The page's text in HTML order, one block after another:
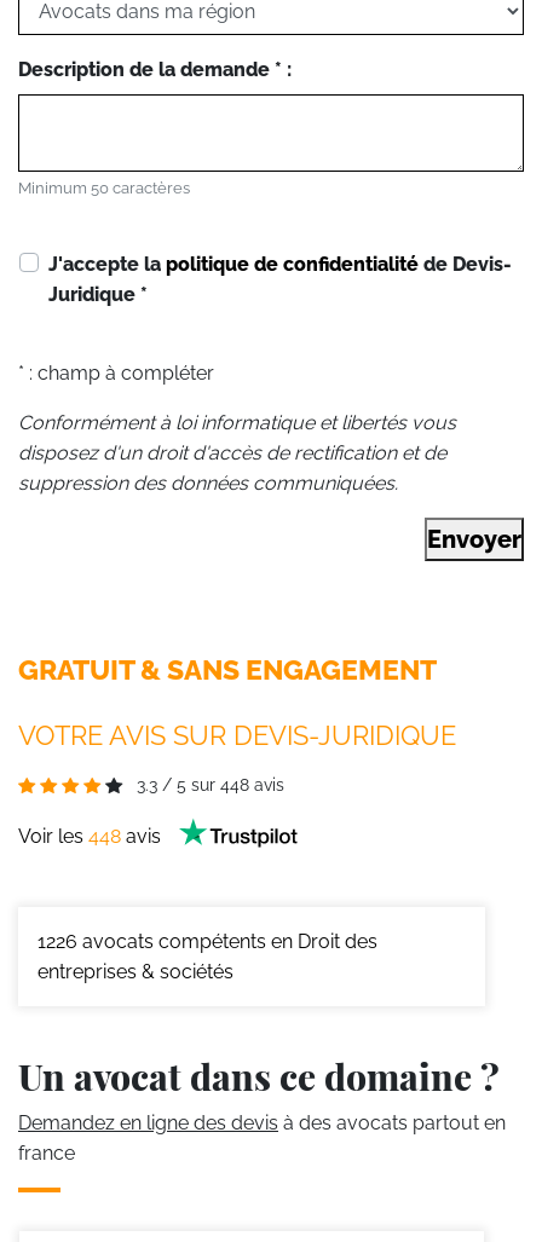
Description de la demande * :
Minimum 50 caractères
J'accepte la politique de confidentialité de Devis-
Juridique *
* : champ à compléter
Conformément à loi informatique et libertés vous
disposez d'un droit d'accès de rectification et de
suppression des données communiquées.
Envoyer
GRATUIT & SANS ENGAGEMENT
VOTRE AVIS SUR DEVIS-JURIDIQUE
3.3 / 5 sur 448 avis
Voir les 448 avis
1226 avocats compétents en Droit des
entreprises & sociétés
Un avocat dans ce domaine ?
Demandez en ligne des devis à des avocats partout en
france